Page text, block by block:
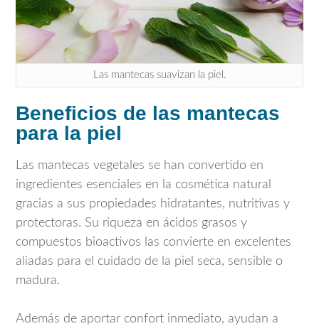
Las mantecas suavizan la piel.
Beneficios de las mantecas
para la piel
Las mantecas vegetales se han convertido en
ingredientes esenciales en la cosmética natural
gracias a sus propiedades hidratantes, nutritivas y
protectoras. Su riqueza en ácidos grasos y
compuestos bioactivos las convierte en excelentes
aliadas para el cuidado de la piel seca, sensible o
madura.
Además de aportar confort inmediato, ayudan a